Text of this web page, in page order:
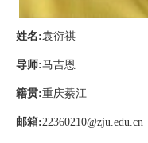
姓名:袁衍祺
导师:马吉恩
籍贯:重庆綦江
邮箱:22360210@zju.edu.cn